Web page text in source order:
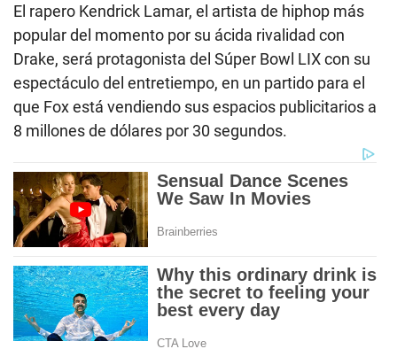
El rapero Kendrick Lamar, el artista de hiphop más
popular del momento por su ácida rivalidad con
Drake, será protagonista del Súper Bowl LIX con su
espectáculo del entretiempo, en un partido para el
que Fox está vendiendo sus espacios publicitarios a
8 millones de dólares por 30 segundos.